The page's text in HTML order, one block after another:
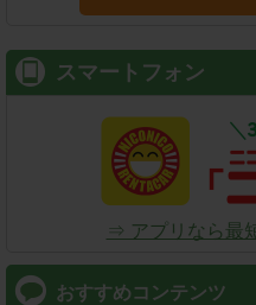
スマートフォン
⇒ アプリなら最
おすすめコンテンツ